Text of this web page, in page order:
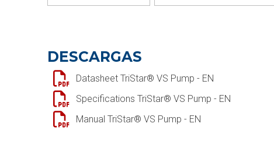
DESCARGAS
Datasheet TriStar® VS Pump - EN
Specifications TriStar® VS Pump - EN
Manual TriStar® VS Pump - EN